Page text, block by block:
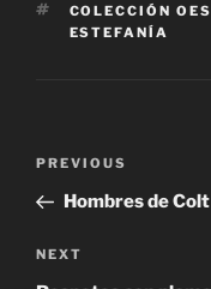
TAGS
COLECCIÓN
ESTEFANÍA
Previous
Post
PREVIOUS
Hombres de Colt
Next
NEXT